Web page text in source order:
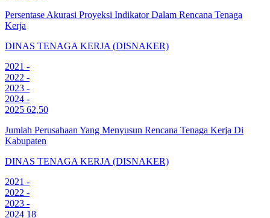
Persentase Akurasi Proyeksi Indikator Dalam Rencana Tenaga
Kerja
DINAS TENAGA KERJA (DISNAKER)
2021 -
2022 -
2023 -
2024 -
2025 62,50
Jumlah Perusahaan Yang Menyusun Rencana Tenaga Kerja Di
Kabupaten
DINAS TENAGA KERJA (DISNAKER)
2021 -
2022 -
2023 -
2024 18